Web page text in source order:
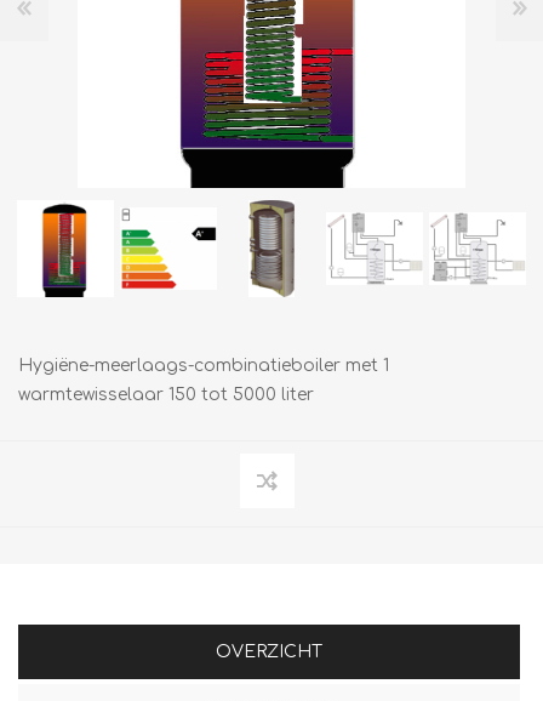
Hygiëne-meerlaags-combinatieboiler met 1
warmtewisselaar 150 tot 5000 liter
OVERZICHT